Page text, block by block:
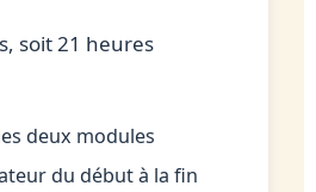
soit 21 heures
deux modules
du début à la fin